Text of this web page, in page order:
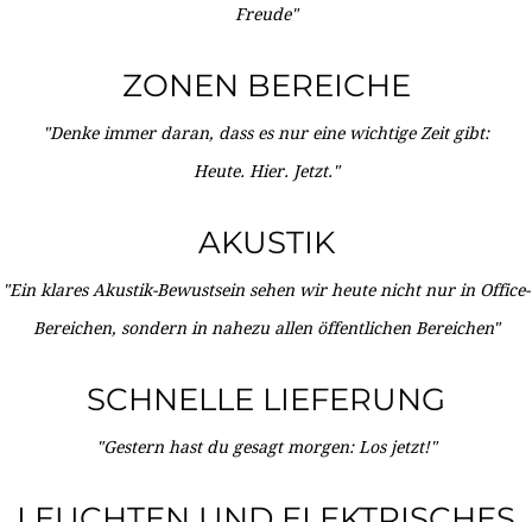
Freude"
ZONEN BEREICHE
"Denke immer daran, dass es nur eine wichtige Zeit gibt:
Heute. Hier. Jetzt."
AKUSTIK
"Ein klares Akustik-Bewustsein sehen wir heute nicht nur in Office-
Bereichen, sondern in nahezu allen öffentlichen Bereichen"
SCHNELLE LIEFERUNG
"Gestern hast du gesagt morgen: Los jetzt!"